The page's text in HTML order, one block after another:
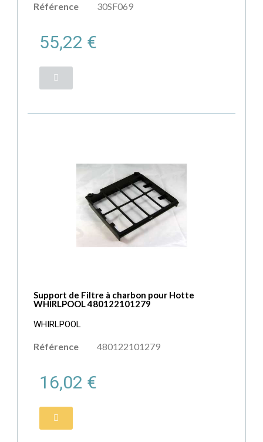
Référence 30SF069
55,22 €
Support de Filtre à charbon pour Hotte
WHIRLPOOL 480122101279
WHIRLPOOL
Référence 480122101279
16,02 €